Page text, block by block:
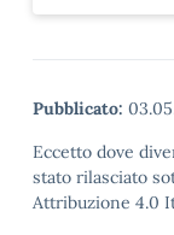
Pubblicato:
Eccetto dove
stato rilasciato
Attribuzione 4.0